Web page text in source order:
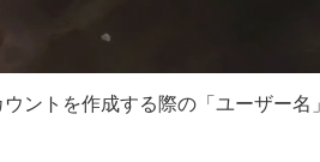
ントを作成する際の「ユーザー